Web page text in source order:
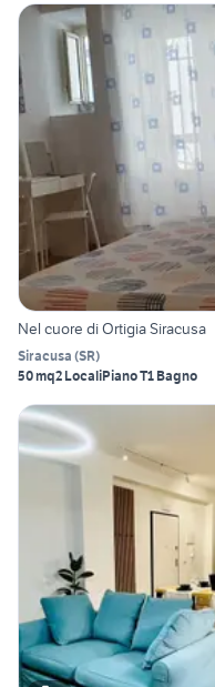
Nel cuore di Ortigia Siracusa
Siracusa (SR)
50 mq2 LocaliPiano T1 Bagno